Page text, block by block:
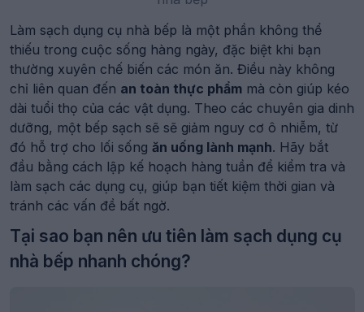
Làm sạch dụng cụ nhà bếp là một phần không thể
thiếu trong cuộc sống hàng ngày, đặc biệt khi bạn
thường xuyên chế biến các món ăn. Điều này không
chỉ liên quan đến an toàn thực phẩmmà còn giúp kéo
dài tuổi thọ của các vật dụng. Theo các chuyên gia dinh
dưỡng, một bếp sạch sẽ sẽ giảm nguy cơ ô nhiễm, từ
đó hỗ trợ cho lối sống ăn uống lành mạnh. Hãy bắt
đầu bằng cách lập kế hoạch hàng tuần để kiểm tra và
làm sạch các dụng cụ, giúp bạn tiết kiệm thời gian và
tránh các vấn đề bất ngờ.
Tại sao bạn nên ưu tiên làm sạch dụng cụ
nhà bếp nhanh chóng?